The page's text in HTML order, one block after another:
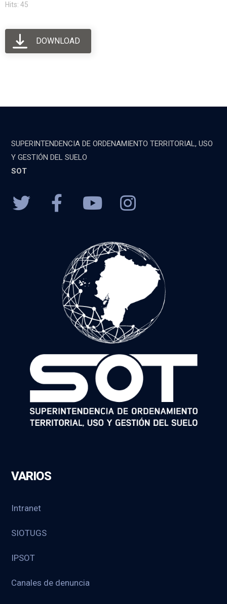
Hits: 45
DOWNLOAD
SUPERINTENDENCIA DE ORDENAMIENTO TERRITORIAL, USO
Y GESTIÓN DEL SUELO
SOT
VARIOS
Intranet
SIOTUGS
IPSOT
Canales de denuncia